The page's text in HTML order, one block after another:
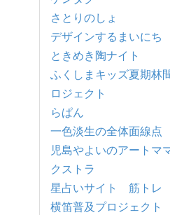
さとりのしょ
デザインするまいにち
ときめき陶ナイト
ふくしまキッズ夏期林
ロジェクト
らぱん
一色淡生の全体面線点
児島やよいのアートマ
クストラ
星占いサイト 筋トレ
横笛普及プロジェクト